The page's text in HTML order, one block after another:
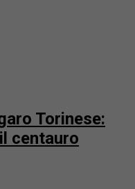
Torinese:
centauro